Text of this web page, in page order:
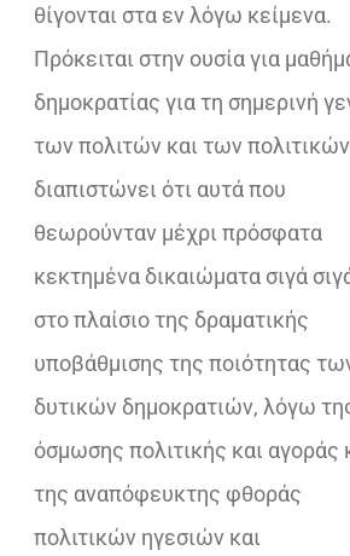
θίγονται στα εν λόγω κείμενα.
Πρόκειται στην ουσία για
δημοκρατίας για τη σημερινή
των πολιτών και των
διαπιστώνει ότι αυτά που
θεωρούνταν μέχρι πρόσφατα
κεκτημένα δικαιώματα σιγά
στο πλαίσιο της δραματικής
υποβάθμισης της ποιότητας
δυτικών δημοκρατιών, λόγω
όσμωσης πολιτικής και αγοράς
της αναπόφευκτης φθοράς
πολιτικών ηγεσιών και